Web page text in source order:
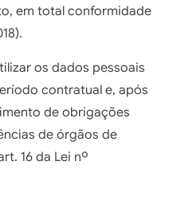
em total conformidade
os dados pessoais
contratual e, após
de obrigações
de órgãos de
16 da Lei nº